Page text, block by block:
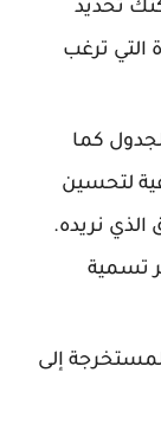
تحديد
التي ترغب
كما
لتحسين
الذي نريده.
تسمية
إلى